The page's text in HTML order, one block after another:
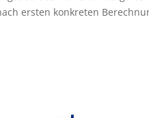
ersten konkreten